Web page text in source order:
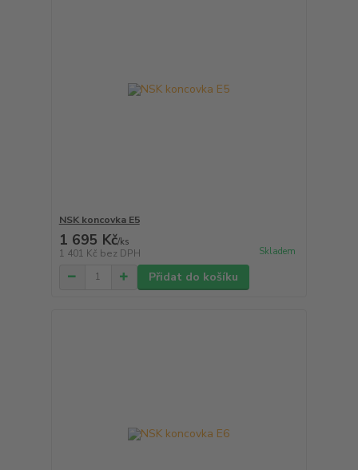
NSK koncovka E5
1 695 Kč/ks
1 401 Kč bez DPH Skladem
Přidat do košíku